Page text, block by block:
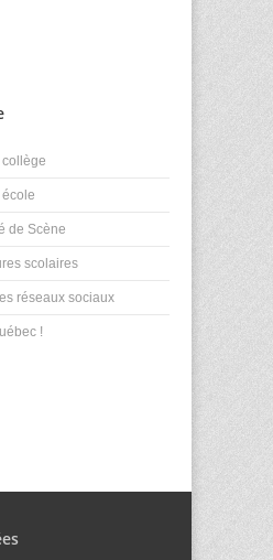
de Scène
scolaires
réseaux sociaux
!